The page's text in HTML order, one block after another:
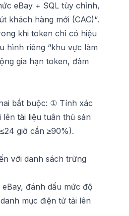
eBay + SQL tùy chỉnh,
khách hàng mới (CAC)“.
khi token chỉ có hiệu
hình riêng “khu vực làm
gia hạn token, đảm
bắt buộc: ① Tính xác
tài liệu tuân thủ sản
giờ cần ≥90%).
với danh sách trừng
đánh dấu mức độ
mục điện tử tải lên